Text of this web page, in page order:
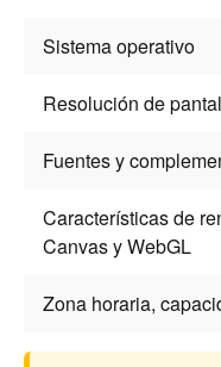
Sistema operativo
Resolución de
Fuentes y
Características de
Canvas y WebGL
Zona horaria,